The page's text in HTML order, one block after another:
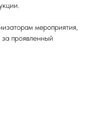
мероприятия,
проявленный